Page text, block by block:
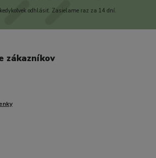
odhlásiť. Zasielame raz za 14 dní.
zákazníkov